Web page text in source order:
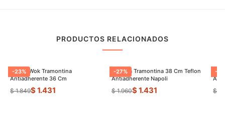
PRODUCTOS RELACIONADOS
-23%
Sarten Wok Tramontina
Antiadherente 36 Cm
$ 1.849$ 1.431
-27%
Paellera Tramontina 38 Cm Teflon
Antiadherente Napoli
$ 1.960$ 1.431
-
$